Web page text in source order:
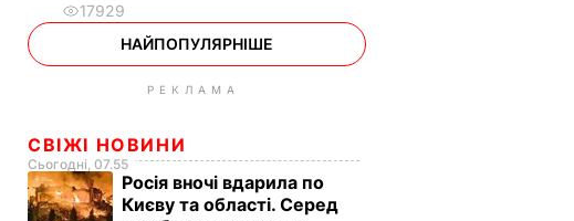
17929
НАЙПОПУЛЯРНІШЕ
РЕКЛАМА
СВІЖІ НОВИНИ
Сьогодні, 07.55
Росія вночі вдарила по
Києву та області. Серед